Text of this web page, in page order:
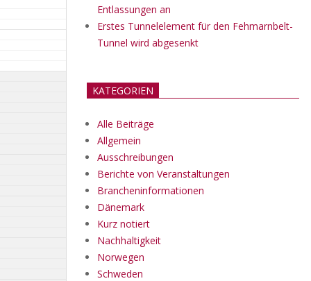
Entlassungen an
Erstes Tunnelelement für den Fehmarnbelt-
Tunnel wird abgesenkt
KATEGORIEN
Alle Beiträge
Allgemein
Ausschreibungen
Berichte von Veranstaltungen
Brancheninformationen
Dänemark
Kurz notiert
Nachhaltigkeit
Norwegen
Schweden